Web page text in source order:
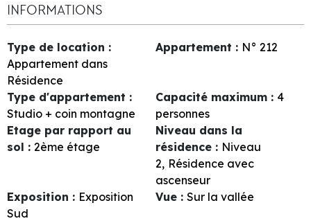
INFORMATIONS
Type de location :
Appartement dans
Résidence
Appartement : N° 212
Type d'appartement :
Studio + coin montagne
Capacité maximum : 4
personnes
Etage par rapport au
sol : 2ème étage
Niveau dans la
résidence : Niveau
2 Résidence avec
ascenseur
Exposition : Exposition
Sud
Vue : Sur la vallée